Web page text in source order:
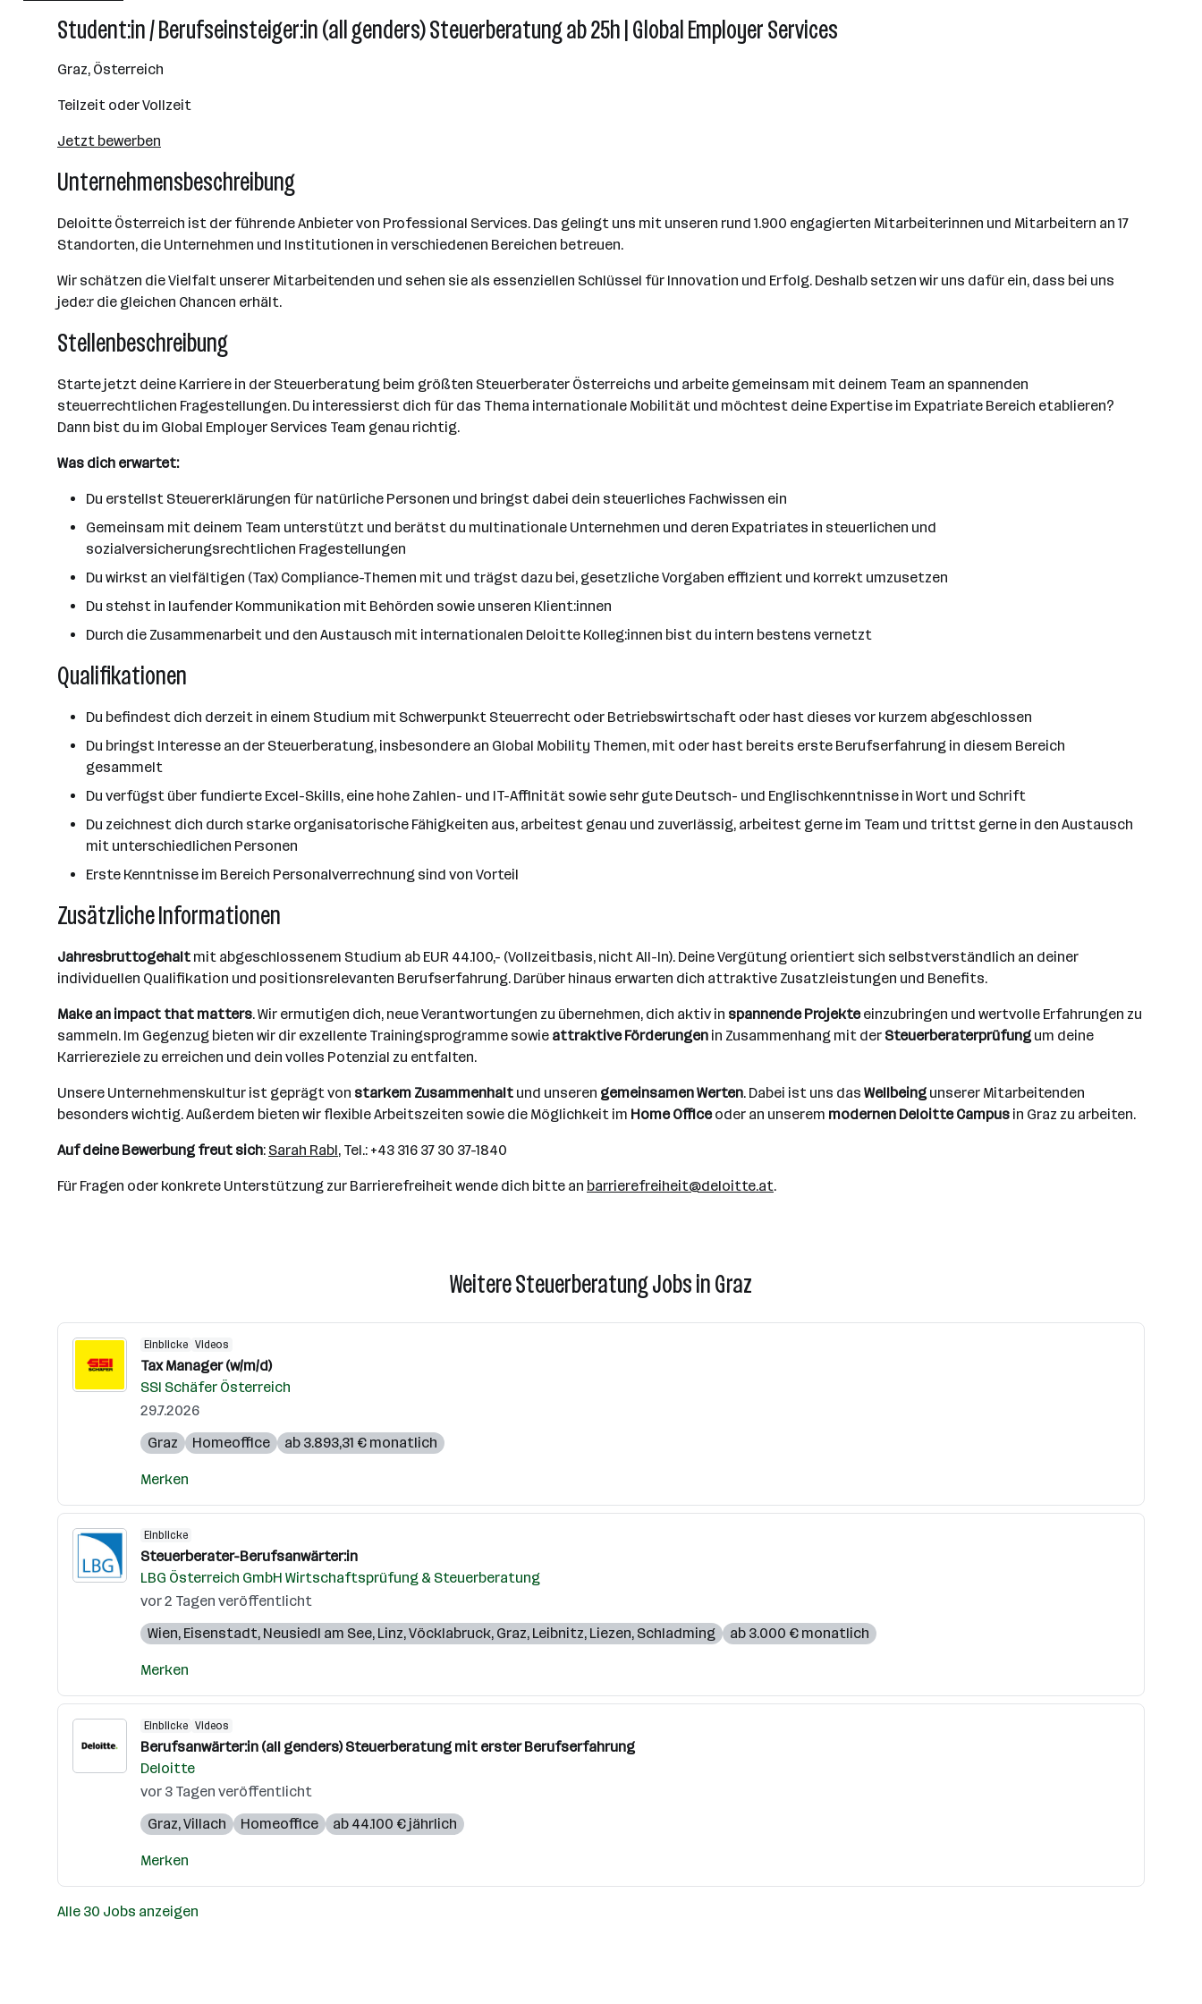
501 - 2500 Mitarbeiter*innen
Student:in / Berufseinsteiger:in (all genders) Steuerberatung ab 25h | Global Employer Services
Graz, Österreich
Teilzeit oder Vollzeit
Jetzt bewerben
Unternehmensbeschreibung
Deloitte Österreich ist der führende Anbieter von Professional Services. Das gelingt uns mit unseren rund 1.900 engagierten Mitarbeiterinnen und Mitarbeitern an 17
Standorten, die Unternehmen und Institutionen in verschiedenen Bereichen betreuen.
Wir schätzen die Vielfalt unserer Mitarbeitenden und sehen sie als essenziellen Schlüssel für Innovation und Erfolg. Deshalb setzen wir uns dafür ein, dass bei uns
jede:r die gleichen Chancen erhält.
Stellenbeschreibung
Starte jetzt deine Karriere in der Steuerberatung beim größten Steuerberater Österreichs und arbeite gemeinsam mit deinem Team an spannenden
steuerrechtlichen Fragestellungen. Du interessierst dich für das Thema internationale Mobilität und möchtest deine Expertise im Expatriate Bereich etablieren?
Dann bist du im Global Employer Services Team genau richtig.
Was dich erwartet:
Du erstellst Steuererklärungen für natürliche Personen und bringst dabei dein steuerliches Fachwissen ein
Gemeinsam mit deinem Team unterstützt und berätst du multinationale Unternehmen und deren Expatriates in steuerlichen und
sozialversicherungsrechtlichen Fragestellungen
Du wirkst an vielfältigen (Tax) Compliance-Themen mit und trägst dazu bei, gesetzliche Vorgaben effizient und korrekt umzusetzen
Du stehst in laufender Kommunikation mit Behörden sowie unseren Klient:innen
Durch die Zusammenarbeit und den Austausch mit internationalen Deloitte Kolleg:innen bist du intern bestens vernetzt
Qualifikationen
Du befindest dich derzeit in einem Studium mit Schwerpunkt Steuerrecht oder Betriebswirtschaft oder hast dieses vor kurzem abgeschlossen
Du bringst Interesse an der Steuerberatung, insbesondere an Global Mobility Themen, mit oder hast bereits erste Berufserfahrung in diesem Bereich
gesammelt
Du verfügst über fundierte Excel-Skills, eine hohe Zahlen- und IT-Affinität sowie sehr gute Deutsch- und Englischkenntnisse in Wort und Schrift
Du zeichnest dich durch starke organisatorische Fähigkeiten aus, arbeitest genau und zuverlässig, arbeitest gerne im Team und trittst gerne in den Austausch
mit unterschiedlichen Personen
Erste Kenntnisse im Bereich Personalverrechnung sind von Vorteil
Zusätzliche Informationen
Jahresbruttogehalt mit abgeschlossenem Studium ab EUR 44.100,- (Vollzeitbasis, nicht All-In). Deine Vergütung orientiert sich selbstverständlich an deiner
individuellen Qualifikation und positionsrelevanten Berufserfahrung. Darüber hinaus erwarten dich attraktive Zusatzleistungen und Benefits.
Make an impact that matters. Wir ermutigen dich, neue Verantwortungen zu übernehmen, dich aktiv in spannende Projekteeinzubringen und wertvolle Erfahrungen zu
sammeln. Im Gegenzug bieten wir dir exzellente Trainingsprogramme sowie attraktive Förderungen in Zusammenhang mit der Steuerberaterprüfung um deine
Karriereziele zu erreichen und dein volles Potenzial zu entfalten.
Unsere Unternehmenskultur ist geprägt von starkem Zusammenhalt und unseren gemeinsamen Werten. Dabei ist uns das Wellbeing unserer Mitarbeitenden
besonders wichtig. Außerdem bieten wir flexible Arbeitszeiten sowie die Möglichkeit im Home Officeoder an unserem modernen Deloitte Campus in Graz zu arbeiten.
Auf deine Bewerbung freut sich: Sarah Rabl, Tel.: +43 316 37 30 37-1840
Für Fragen oder konkrete Unterstützung zur Barrierefreiheit wende dich bitte an barrierefreiheit@deloitte.at.
Weitere Steuerberatung Jobs in Graz
Einblicke Videos
Tax Manager (w/m/d)
SSI Schäfer Österreich
29.7.2026
Graz
Homeoffice ab 3.893,31 € monatlich
Merken
Einblicke
Steuerberater-Berufsanwärter:in
LBG Österreich GmbH Wirtschaftsprüfung & Steuerberatung
vor 2 Tagen veröffentlicht
Wien, Eisenstadt, Neusiedl am See, Linz,Vöcklabruck, Graz, Leibnitz, Liezen, Schladming ab 3.000 € monatlich
Merken
Einblicke Videos
Berufsanwärter:in (all genders) Steuerberatung mit erster Berufserfahrung
Deloitte
vor 3 Tagen veröffentlicht
Graz,Villach Homeoffice ab 44.100 € jährlich
Merken
Alle 30 Jobs anzeigen